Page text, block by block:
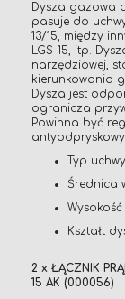
Dysza gazowa
pasuje do
13/15, między
LGS-15, itp.
narzędziowej,
kierunkowania
Dysza jest
ogranicza
Powinna być
Typ
Średnica
Kształt
2 x ŁĄCZNIK
15 AK (000056)